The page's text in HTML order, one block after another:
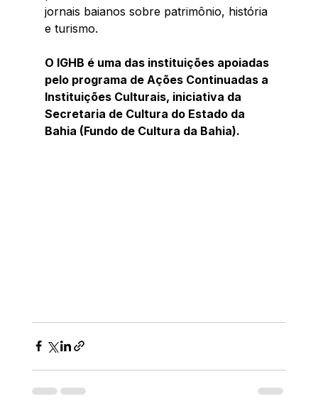
jornais baianos sobre patrimônio, história
e turismo.
O IGHB é uma das instituições apoiadas
pelo programa de Ações Continuadas a
Instituições Culturais, iniciativa da
Secretaria de Cultura do Estado da
Bahia (Fundo de Cultura da Bahia).